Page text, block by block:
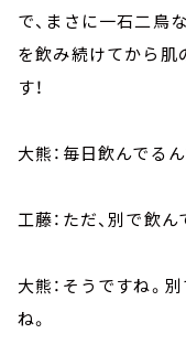
で、まさに一石二鳥
を飲み続けてから肌
す！
大熊：毎日飲んでる
工藤：ただ、別で飲ん
大熊：そうですね。
ね。